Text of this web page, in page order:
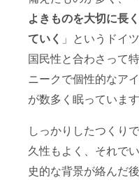
よきものを大切に長
ていく 」というドイ
国民性と合わさって
ニークで個性的なア
が数多く眠っています
しっかりしたつくり
久性もよく、それで
史的な背景が絡んだ